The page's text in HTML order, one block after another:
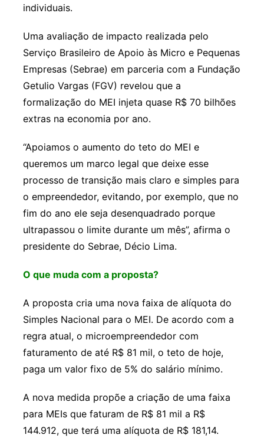
individuais.
Uma avaliação de impacto realizada pelo
Serviço Brasileiro de Apoio às Micro e Pequenas
Empresas (Sebrae) em parceria com a Fundação
Getulio Vargas (FGV) revelou que a
formalização do MEI injeta quase R$ 70 bilhões
extras na economia por ano.
“Apoiamos o aumento do teto do MEI e
queremos um marco legal que deixe esse
processo de transição mais claro e simples para
o empreendedor, evitando, por exemplo, que no
fim do ano ele seja desenquadrado porque
ultrapassou o limite durante um mês”, afirma o
presidente do Sebrae, Décio Lima.
O que muda com a proposta?
A proposta cria uma nova faixa de alíquota do
Simples Nacional para o MEI. De acordo com a
regra atual, o microempreendedor com
faturamento de até R$ 81 mil, o teto de hoje,
paga um valor fixo de 5% do salário mínimo.
A nova medida propõe a criação de uma faixa
para MEIs que faturam de R$ 81 mil a R$
144.912, que terá uma alíquota de R$ 181,14.